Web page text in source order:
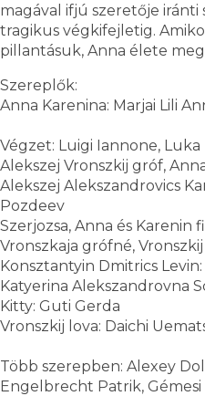
magával ifjú szeretője iránti
tragikus végkifejletig.
pillantásuk, Anna élete
Szereplők:
Anna Karenina: Marjai Lili
Végzet: Luigi Iannone, Luka
Alekszej Vronszkij gróf,
Alekszej Alekszandrovics
Pozdeev
Szerjozsa, Anna és Karenin
Vronszkaja grófné,
Konsztantyin Dmitrics
Katyerina Alekszandrovna
Kitty: Guti Gerda
Vronszkij lova: Daichi
Több szerepben: Alexey
Engelbrecht Patrik,